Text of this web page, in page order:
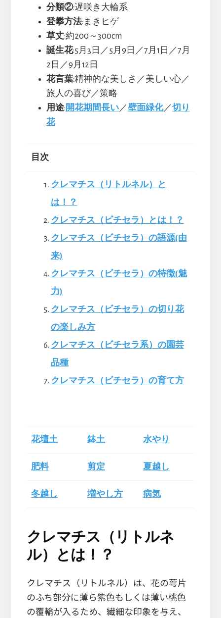
分類②:遅咲き大輪系
登攀方法:まきヒゲ
草丈:約200～300cm
誕生花:5月3日／5月9日／7月1日／7月
2日／9月12日
花言葉:精神的な美しさ／美しい心／
旅人の喜び／策略
用途: 開花期間長い／壁面緑化／切り
花
目次
クレマチス（リトルネル）と
は！？
クレマチス（ビチセラ）とは！？
クレマチス（ビチセラ）の語源(由
来)
クレマチス（ビチセラ）の特徴(魅
力)
クレマチス（ビチセラ）の切り花
の楽しみ方
クレマチス（ビチセラ系）の園芸
品種
クレマチス（ビチセラ）の育て方
花壇土 鉢土 水やり
肥料 剪定 夏越し
冬越し 増やし方 病気
クレマチス（リトルネ
ル）とは！？
クレマチス（リトルネル）は、花の萼片
のふち部分に薄ら紫色もしくは薄い桃色
の覆輪が入るため、繊細な印象を与え、